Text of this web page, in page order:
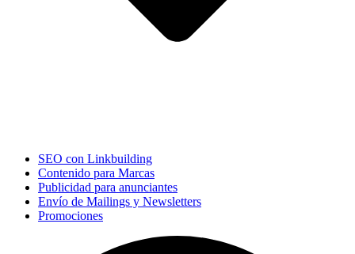
SEO con Linkbuilding
Contenido para Marcas
Publicidad para anunciantes
Envío de Mailings y Newsletters
Promociones